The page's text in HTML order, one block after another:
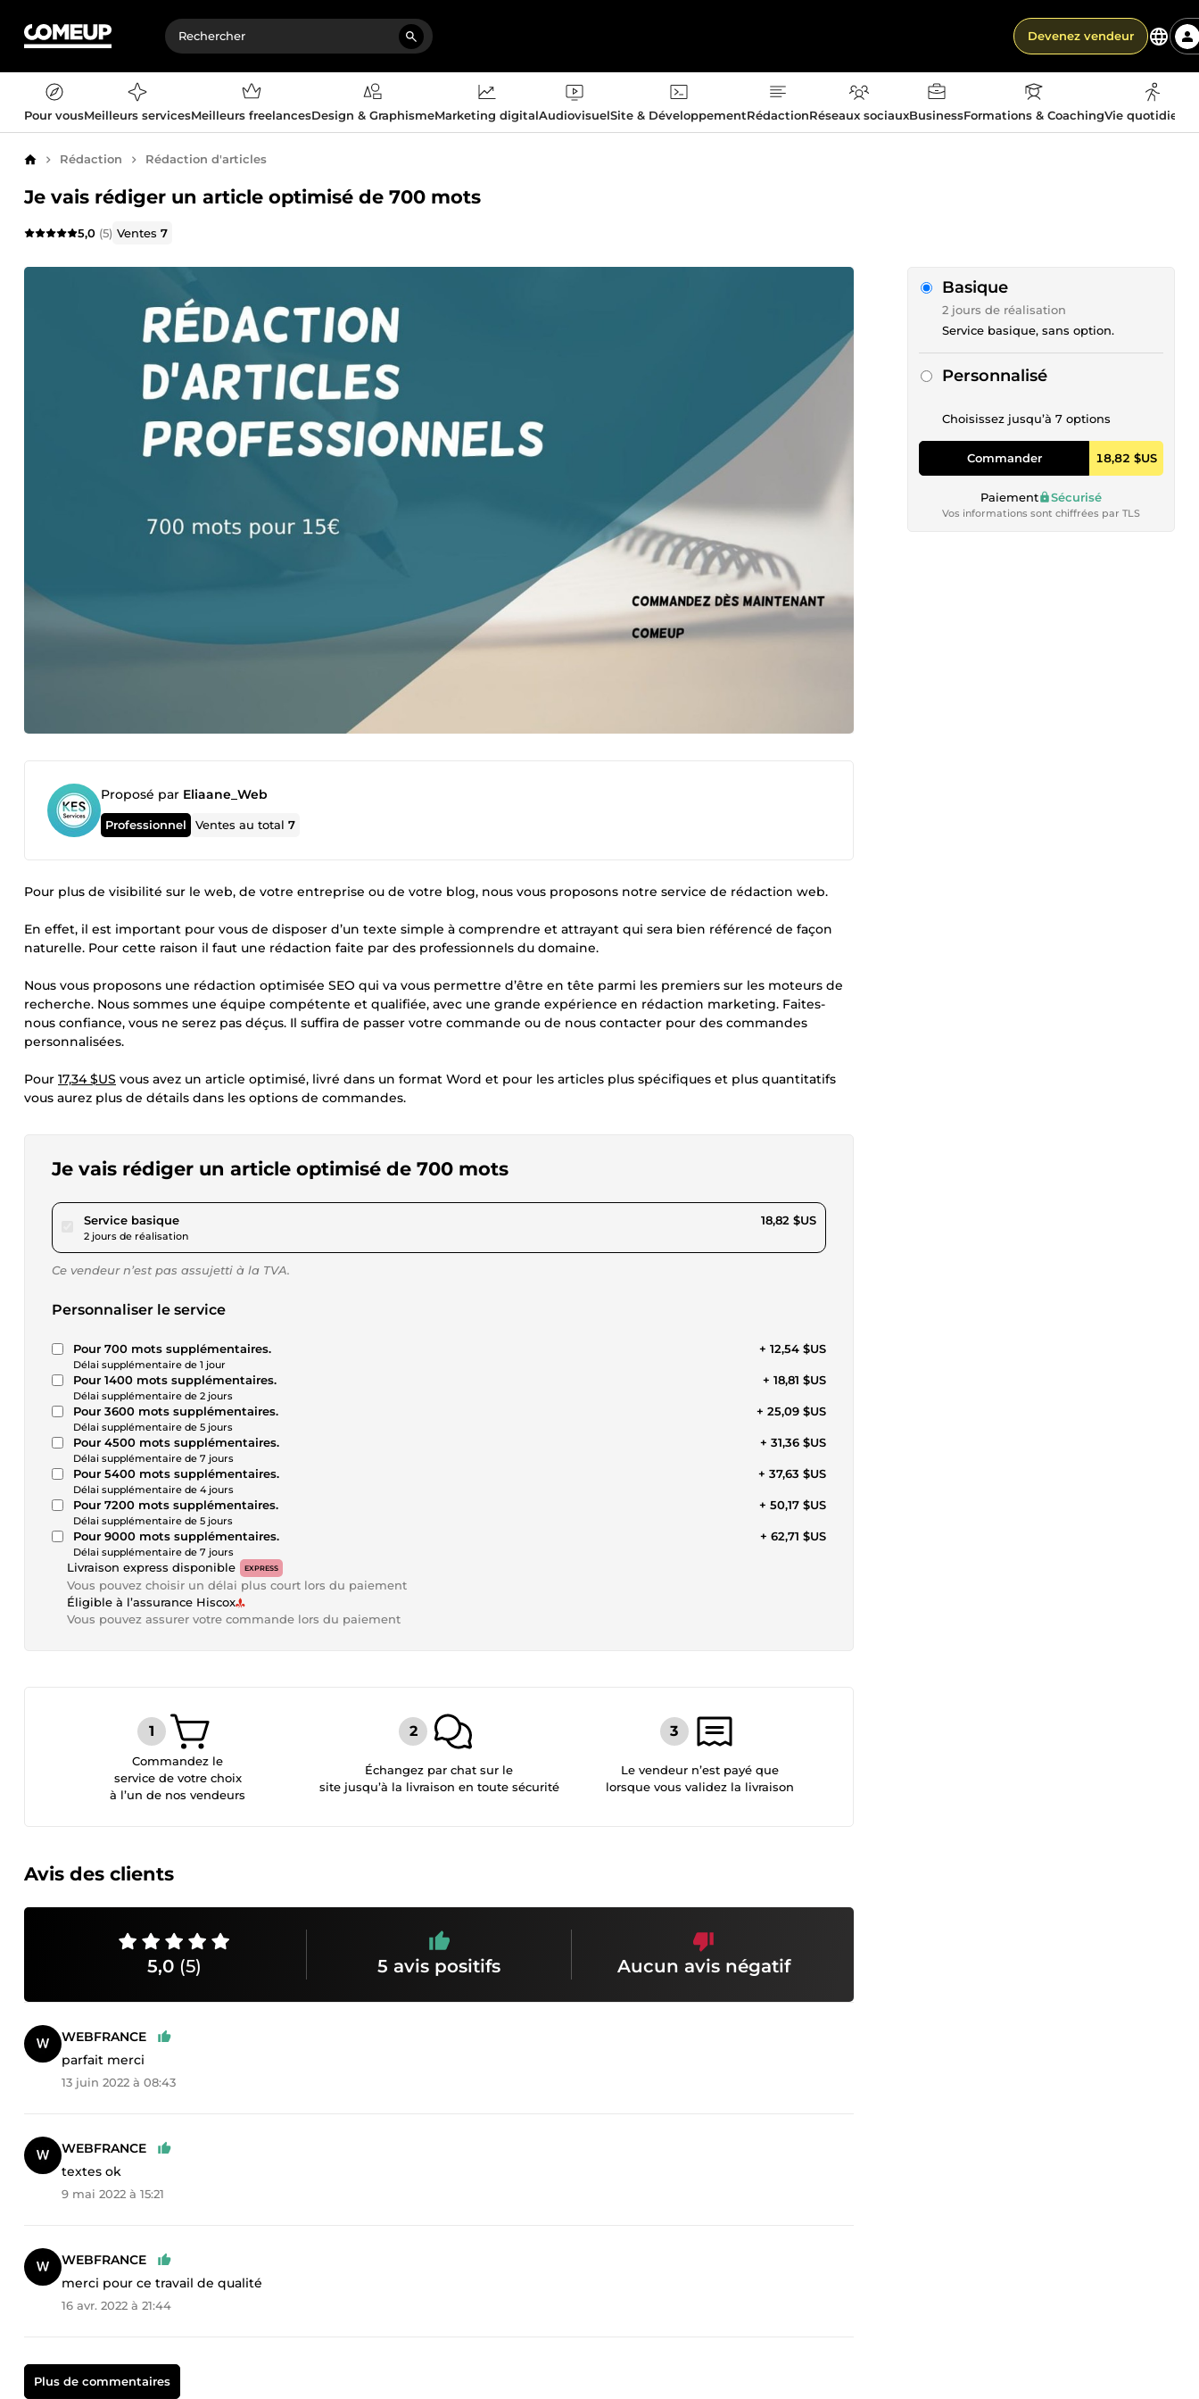
Devenez vendeur
Pour vousMeilleurs servicesMeilleurs freelancesDesign & GraphismeMarketing digitalAudiovisuelSite & DéveloppementRédactionRéseaux sociauxBusinessFormations & CoachingVie
AccueilRédaction Rédaction d'articles
Je vais rédiger un article optimisé de 700 mots
5,0 (5) Ventes7
Proposé par Eliaane_Web
Professionnel Ventes au total7
Pour plus de visibilité sur le web, de votre entreprise ou de votre blog, nous vous proposons notre service de rédaction web.
En effet, il est important pour vous de disposer d’un texte simple à comprendre et attrayant qui sera bien référencé de façon
naturelle. Pour cette raison il faut une rédaction faite par des professionnels du domaine.
Nous vous proposons une rédaction optimisée SEO qui va vous permettre d’être en tête parmi les premiers sur les moteurs de
recherche. Nous sommes une équipe compétente et qualifiée, avec une grande expérience en rédaction marketing. Faites-
nous confiance, vous ne serez pas déçus. Il suffira de passer votre commande ou de nous contacter pour des commandes
personnalisées.
Pour 17,34 $US vous avez un article optimisé, livré dans un format Word et pour les articles plus spécifiques et plus quantitatifs
vous aurez plus de détails dans les options de commandes.
Je vais rédiger un article optimisé de 700 mots
Service basiquepour 17,34 $US
2 jours de réalisation
18,82 $US
Ce vendeur n’est pas assujetti à la TVA.
Personnaliser le service
Pour 700 mots supplémentaires.
Délai supplémentaire de 1 jour
+ 12,54 $US
Pour 1400 mots supplémentaires.
Délai supplémentaire de 2 jours
+ 18,81 $US
Pour 3600 mots supplémentaires.
Délai supplémentaire de 5 jours
+ 25,09 $US
Pour 4500 mots supplémentaires.
Délai supplémentaire de 7 jours
+ 31,36 $US
Pour 5400 mots supplémentaires.
Délai supplémentaire de 4 jours
+ 37,63 $US
Pour 7200 mots supplémentaires.
Délai supplémentaire de 5 jours
+ 50,17 $US
Pour 9000 mots supplémentaires.
Délai supplémentaire de 7 jours
+ 62,71 $US
Livraison express disponible EXPRESS
Vous pouvez choisir un délai plus court lors du paiement
Éligible à l’assurance Hiscox
Vous pouvez assurer votre commande lors du paiement
Basique
2 jours de réalisation
Service basique, sans option.
Personnalisé
Choisissez jusqu’à 7 options
Commander 18,82 $US
Paiement Sécurisé
Vos informations sont chiffrées par TLS
Commandez le
service de votre choix
à l’un de nos vendeurs
Échangez par chat sur le
site jusqu’à la livraison en toute sécurité
Le vendeur n’est payé que
lorsque vous validez la livraison
Avis des clients
5,0 (5) 5 avis positifs Aucun avis négatif
WEBFRANCE
parfait merci
13 juin 2022 à 08:43
WEBFRANCE
textes ok
9 mai 2022 à 15:21
WEBFRANCE
merci pour ce travail de qualité
16 avr. 2022 à 21:44
Plus de commentaires